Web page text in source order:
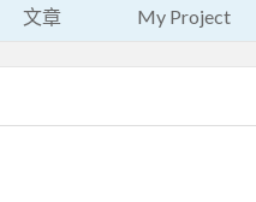
文章 My Project